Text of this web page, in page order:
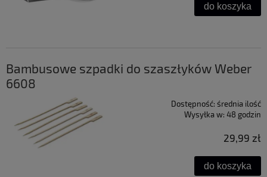
do koszyka
Bambusowe szpadki do szaszłyków Weber
6608
Dostępność: średnia ilość
Wysyłka w: 48 godzin
29,99 zł
do koszyka